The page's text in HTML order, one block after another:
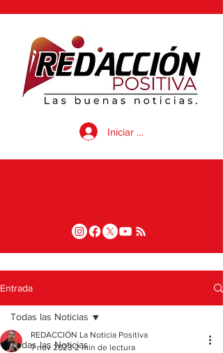
Iniciar sesión
Entrada
Todas las Noticias
Todas las Noticias
REDACCIÓN La Noticia Positiva
7 nov 2023 2 min de lectura